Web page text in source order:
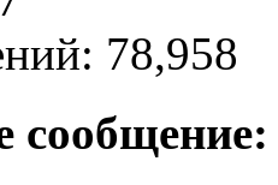
78,958
сообщение: